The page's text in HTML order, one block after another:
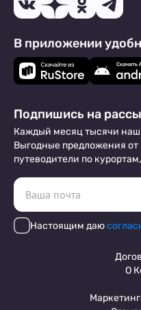
В приложении
Подпишись на
Каждый месяц тысячи
Выгодные предложения от
путеводители по
Настоящим даю
О